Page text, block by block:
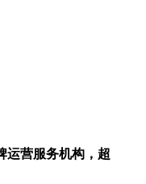
运营服务机构，超